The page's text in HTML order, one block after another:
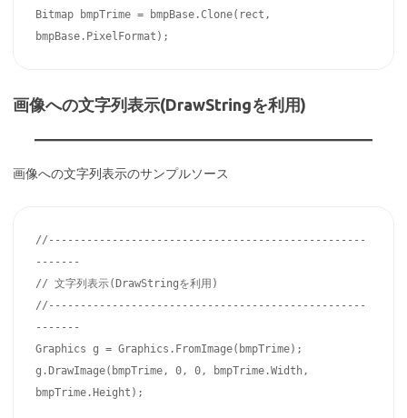
Bitmap bmpTrime = bmpBase.Clone(rect,
bmpBase.PixelFormat);
画像への文字列表示(DrawStringを利用)
画像への文字列表示のサンプルソース
//--------------------------------------------------
-------
// 文字列表示(DrawStringを利用)
//--------------------------------------------------
-------
Graphics g = Graphics.FromImage(bmpTrime);
g.DrawImage(bmpTrime, 0, 0, bmpTrime.Width,
bmpTrime.Height);